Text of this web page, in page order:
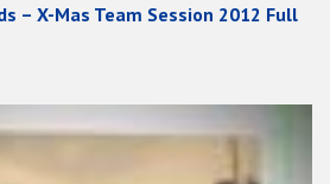
– X-Mas Team Session 2012 Full